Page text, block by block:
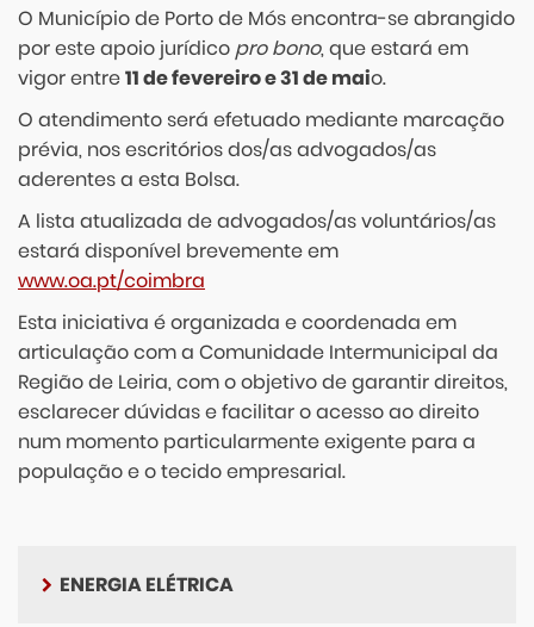
O Município de Porto de Mós encontra-se abrangido
por este apoio jurídico pro bono, que estará em
vigor entre11 de fevereiro e 31 de maio.
O atendimento será efetuado mediante marcação
prévia, nos escritórios dos/as advogados/as
aderentes a esta Bolsa.
A lista atualizada de advogados/as voluntários/as
estará disponível brevemente em
www.oa.pt/coimbra
Esta iniciativa é organizada e coordenada em
articulação com a Comunidade Intermunicipal da
Região de Leiria, com o objetivo de garantir direitos,
esclarecer dúvidas e facilitar o acesso ao direito
num momento particularmente exigente para a
população e o tecido empresarial.
ENERGIA ELÉTRICA